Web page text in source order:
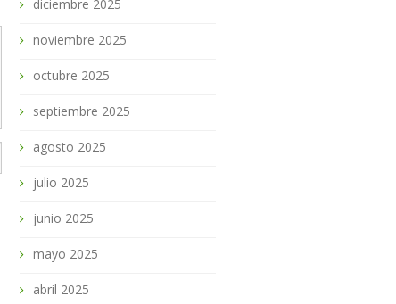
diciembre 2025
noviembre 2025
octubre 2025
septiembre 2025
agosto 2025
julio 2025
junio 2025
mayo 2025
abril 2025